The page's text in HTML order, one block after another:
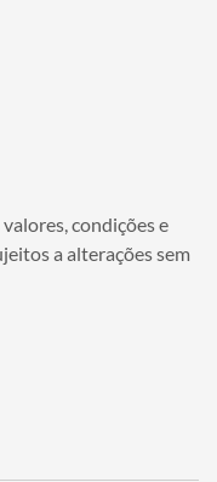
condições e
a alterações sem